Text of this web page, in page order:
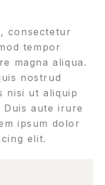
consectetur
tempor
magna aliqua.
nostrud
nisi ut aliquip
Duis aute irure
ipsum dolor
elit.